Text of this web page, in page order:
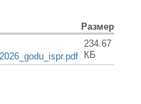
Размер
234.67
КБ